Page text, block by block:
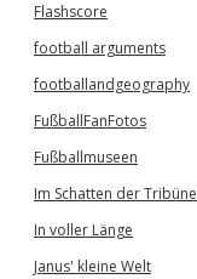
Flashscore
football arguments
footballandgeography
FußballFanFotos
Fußballmuseen
Im Schatten der Tribüne
In voller Länge
Janus' kleine Welt